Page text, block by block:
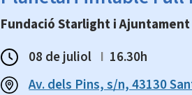
Fundació Starlight i
08 de juliol I 16.30h
Av. dels Pins, s/n, 43130